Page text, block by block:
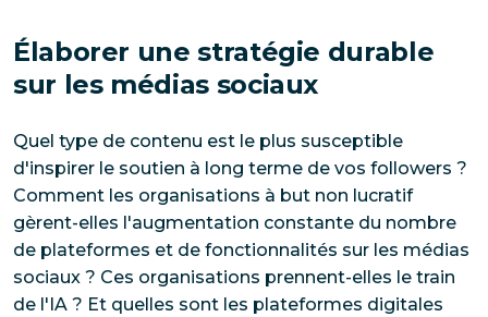
Élaborer une stratégie durable
sur les médias sociaux
Quel type de contenu est le plus susceptible
d'inspirer le soutien à long terme de vos followers ?
Comment les organisations à but non lucratif
gèrent-elles l'augmentation constante du nombre
de plateformes et de fonctionnalités sur les médias
sociaux ? Ces organisations prennent-elles le train
de l'IA ? Et quelles sont les plateformes digitales